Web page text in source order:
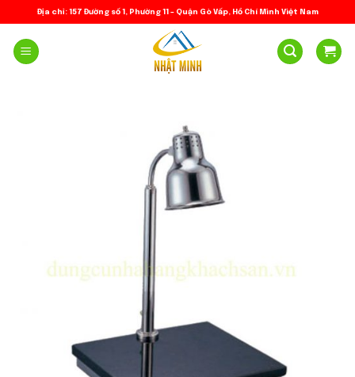
to
content
Địa chỉ: 157 Đường số 1, Phường 11 – Quận Gò Vấp, Hồ Chí Minh Việt Nam